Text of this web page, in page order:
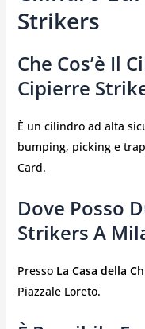
Strikers
Che Cos’è Il
Cipierre
È un cilindro ad alta
bumping, picking e
Card.
Dove Posso
Strikers A
Presso La Casa della
Piazzale Loreto.